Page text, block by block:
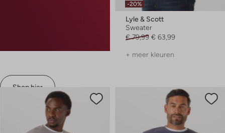
Shop hier
-20%
Lyle & Scott
Sweater
€ 79,99 € 63,99
+ meer kleuren